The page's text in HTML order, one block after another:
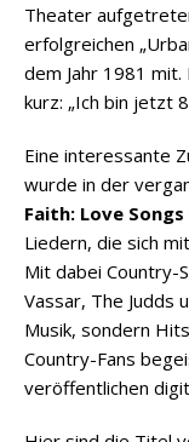
Theater
erfolgreichen
dem Jahr 1981
kurz: „Ich bin jetzt
Eine interessante
wurde in der
Faith: Love Songs
Liedern, die sich
Mit dabei Country-
Vassar, The Judds
Musik, sondern
Country-Fans
veröffentlichen